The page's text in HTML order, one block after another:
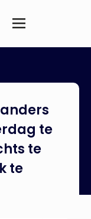
te vertrekken of
te
te
te